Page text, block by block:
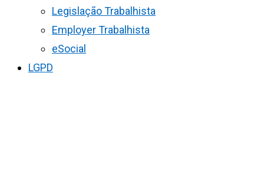
Legislação Trabalhista
Employer Trabalhista
eSocial
LGPD